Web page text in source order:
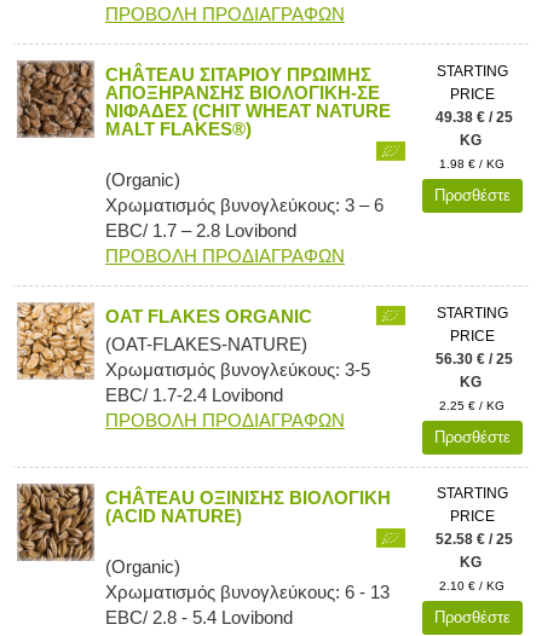
ΠΡΟΒΟΛΗ ΠΡΟΔΙΑΓΡΑΦΩΝ
CHÂTEAU ΣΙΤΑΡΙΟΥ ΠΡΩΙΜΗΣ
ΑΠΟΞΗΡΑΝΣΗΣ ΒΙΟΛΟΓΙΚΗ-ΣΕ
ΝΙΦΑΔΕΣ (CHIT WHEAT NATURE
MALT FLAKES®)
(Organic)
Χρωματισμός βυνογλεύκους: 3 – 6
EBC/ 1.7 – 2.8 Lovibond
ΠΡΟΒΟΛΗ ΠΡΟΔΙΑΓΡΑΦΩΝ
STARTING
PRICE
49.38 € / 25
KG
1.98 € / KG
Προσθέστε
OAT FLAKES ORGANIC
(OAT-FLAKES-NATURE)
Χρωματισμός βυνογλεύκους: 3-5
EBC/ 1.7-2.4 Lovibond
ΠΡΟΒΟΛΗ ΠΡΟΔΙΑΓΡΑΦΩΝ
STARTING
PRICE
56.30 € / 25
KG
2.25 € / KG
Προσθέστε
CHÂTEAU ΟΞΙΝΙΣΗΣ ΒΙΟΛΟΓΙΚΗ
(ACID NATURE)
(Organic)
Χρωματισμός βυνογλεύκους: 6 - 13
EBC/ 2.8 - 5.4 Lovibond
STARTING
PRICE
52.58 € / 25
KG
2.10 € / KG
Προσθέστε